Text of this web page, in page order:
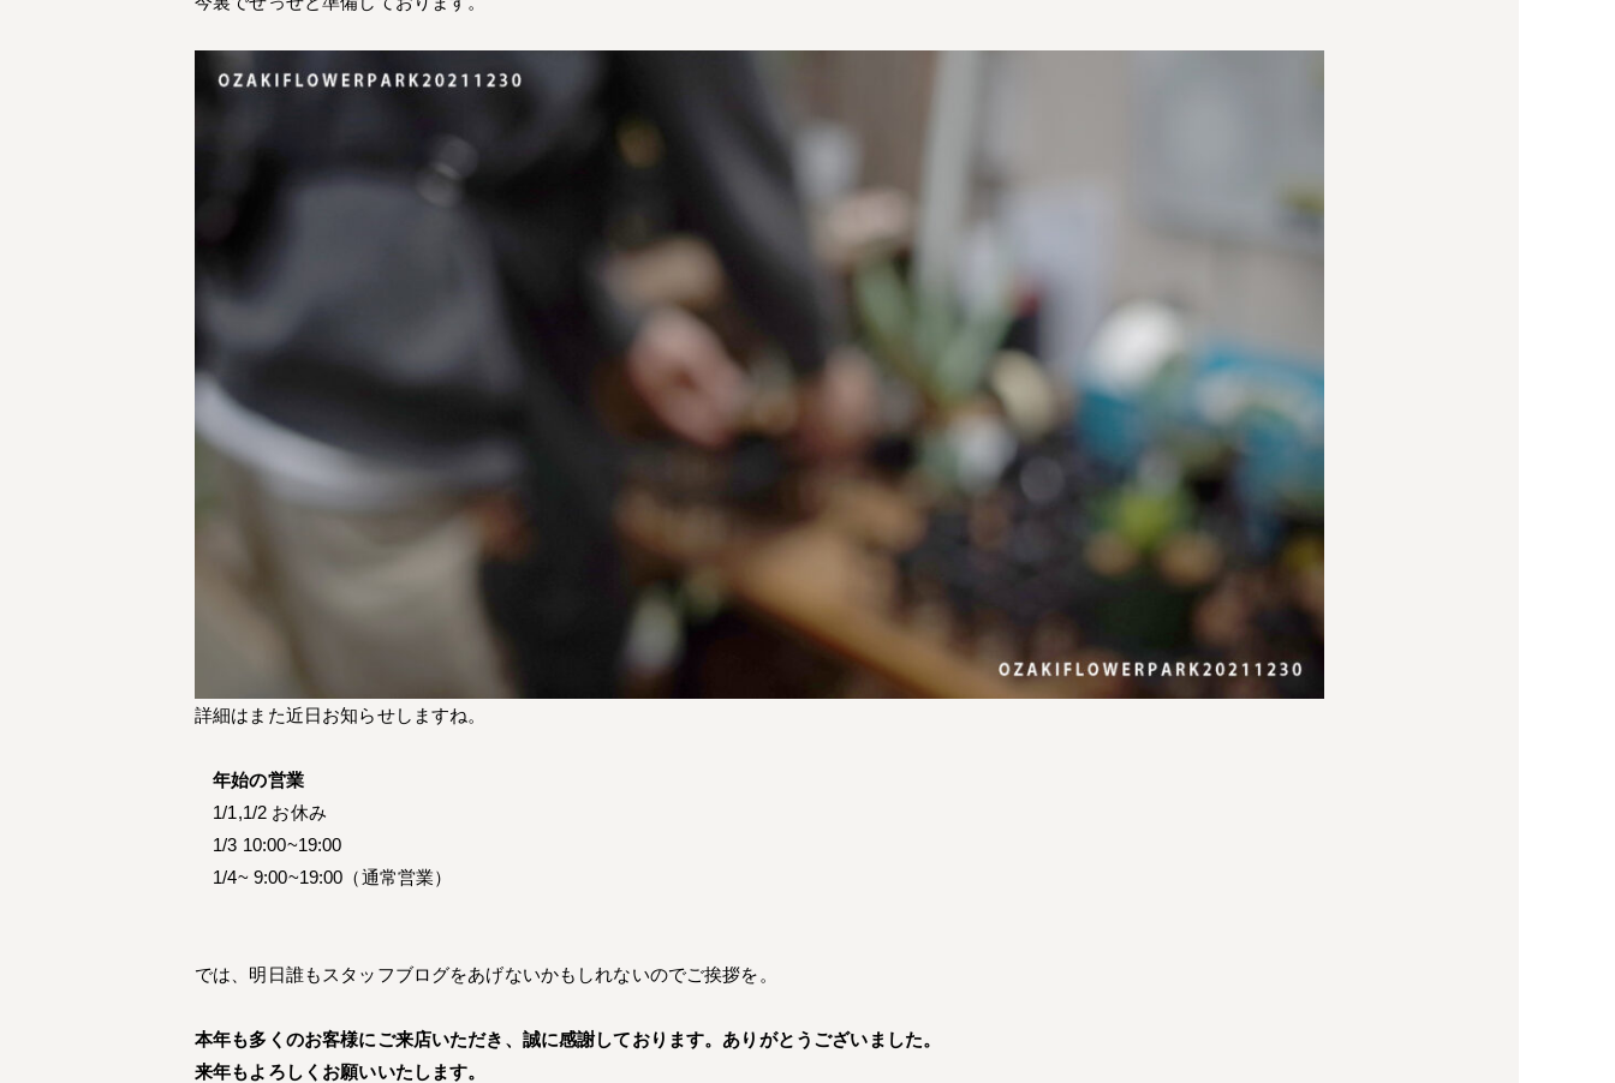
詳細はまた近日お知らせしますね。
年始の営業
1/1,1/2 お休み
1/3 10:00~19:00
1/4~ 9:00~19:00（通常営業）
では、明日誰もスタッフブログをあげないかもしれないのでご挨拶を。
本年も多くのお客様にご来店いただき、誠に感謝しております。ありがとうございました。
来年もよろしくお願いいたします。